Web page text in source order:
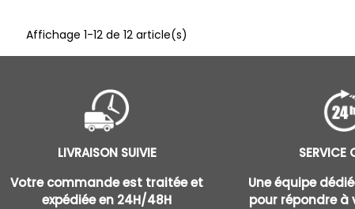
Affichage 1-12 de 12 article(s)
LIVRAISON SUIVIE
Votre commande est traitée et
expédiée en 24H/48H
SERVICE
Une équipe
pour répondre à